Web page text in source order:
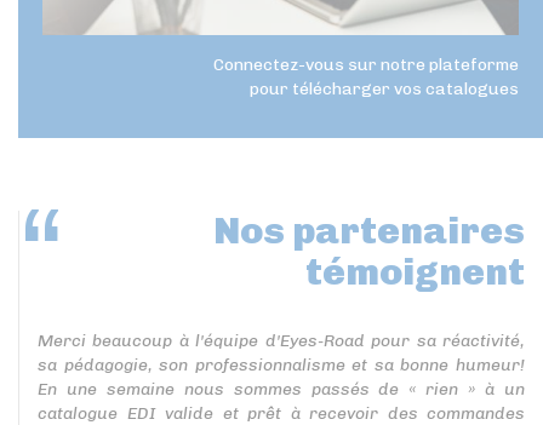
Connectez-vous sur notre plateforme
pour télécharger vos catalogues
Nos partenaires
témoignent
Merci beaucoup à l'équipe d'Eyes-Road pour sa réactivité,
sa pédagogie, son professionnalisme et sa bonne humeur!
En une semaine nous sommes passés de « rien » à un
catalogue EDI valide et prêt à recevoir des commandes